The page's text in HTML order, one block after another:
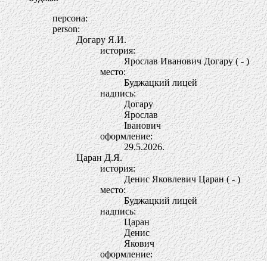
персона:
person:
Догару Я.И.
история:
Ярослав Иванович Догару ( - )
место:
Буджацкий лицей
надпись:
Догару
Ярослав
Iванович
оформление:
29.5.2026.
Царан Д.Я.
история:
Денис Яковлевич Царан ( - )
место:
Буджацкий лицей
надпись:
Царан
Денис
Якович
оформление: